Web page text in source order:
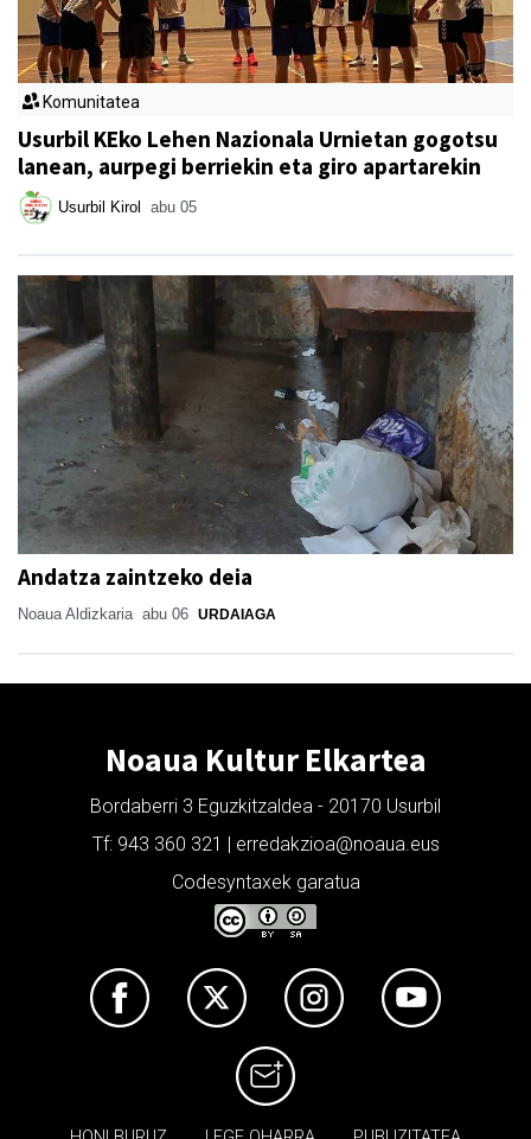
Komunitatea
Usurbil KEko Lehen Nazionala Urnietan gogotsu
lanean, aurpegi berriekin eta giro apartarekin
Usurbil Kirol abu 05
Andatza zaintzeko deia
Noaua Aldizkaria abu 06 URDAIAGA
Noaua Kultur Elkartea
Bordaberri 3 Eguzkitzaldea - 20170 Usurbil
Tf: 943 360 321 | erredakzioa@noaua.eus
Codesyntaxek garatua